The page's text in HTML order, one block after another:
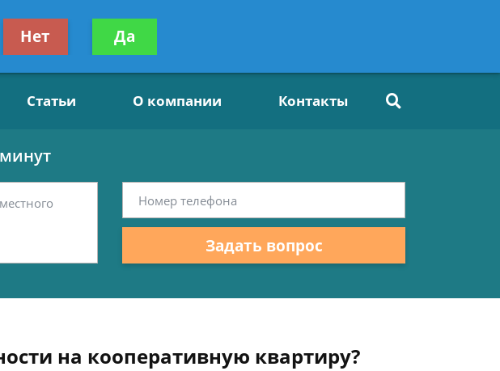
Получите консультацию
бесплатно
Статьи О компании Контакты
Задать вопрос
на кооперативную квартиру?
Нет Да